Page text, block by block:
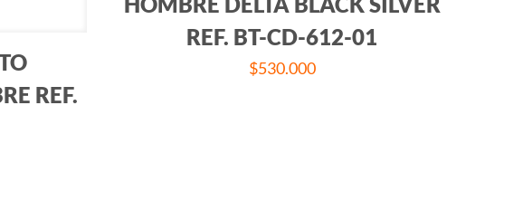
REF.
REF. BT-CD-612-01
$530.000